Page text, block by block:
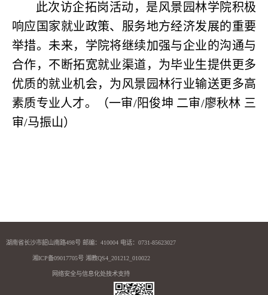
此次访企拓岗活动，是风景园林学院积极
响应国家就业政策、服务地方经济发展的重要
举措。未来，学院将继续加强与企业的沟通与
合作，不断拓宽就业渠道，为毕业生提供更多
优质的就业机会，为风景园林行业输送更多高
素质专业人才。（一审/阳俊坤 二审/廖秋林 三
审/马振山）
湖南省长沙市韶山南路498号 邮编：410004 电话：0731-85623027
湘ICP备09017705号 湘教QS4_201212_010022
网络安全与信息化处技术支持